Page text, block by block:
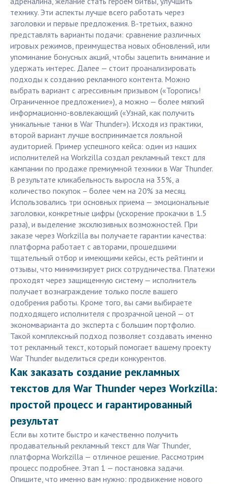
технику. Эти аспекты лучше всего работать через
заголовки и первые предложения. В-третьих, важно
представлять варианты подачи: сравнение различных
игровых режимов, преимущества новых обновлений, или
упоминание бонусных акций, чтобы зацепить внимание и
удержать интерес. Далее — стоит проанализировать
подходы к созданию рекламного контента. Можно
выбрать вариант с агрессивным призывом («Торопись!
Ограниченное предложение»), а можно — более мягкий
информационно-вовлекающий («Узнай, как получить
уникальные танки в War Thunder»). Исходя из практики,
второй вариант лучше воспринимается лояльной
аудиторией. Пример успешного кейса: один из наших
исполнителей на Workzilla создал рекламный текст для
кампании по продаже премиумной техники в War Thunder.
В результате кликабельность выросла на 35%, а
количество покупок – более чем на 20% за месяц.
Использовались три основных приема — эмоциональные
заголовки, конкретные цифры (ускорение прокачки в 1.5
раза), и выделение эксклюзивных возможностей. При
заказе через Workzilla вы получаете гарантии качества:
платформа работает с авторами, прошедшими
тщательный отбор и имеющими кейсы, есть рейтинги и
отзывы, что минимизирует риск сотрудничества. Платежи
проходят через защищенную систему — исполнитель
получает вознаграждение только после вашего
одобрения работы. Кроме того, вы сами выбираете
подходящего исполнителя с прозрачной ценой — от
экономварианта до эксперта с большим портфолио.
Такой комплексный подход позволяет создавать именно
тот рекламный текст, который помогает вашему проекту
War Thunder выделиться среди конкурентов.
Как заказать создание рекламных
текстов для War Thunder через Workzilla:
простой процесс и гарантированный
результат
Если вы хотите быстро и качественно получить
продавательный рекламный текст для War Thunder,
платформа Workzilla — отличное решение. Рассмотрим
процесс подробнее. Этап 1 — постановка задачи.
Опишите, что именно вам нужно: продвижение нового